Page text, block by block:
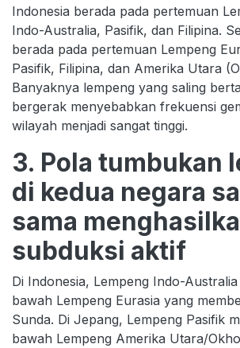
Indonesia berada pada pertemuan
Indo-Australia, Pasifik, dan Filipina.
berada pada pertemuan Lempeng
Pasifik, Filipina, dan Amerika Utara
Banyaknya lempeng yang saling
bergerak menyebabkan frekuensi
wilayah menjadi sangat tinggi.
3. Pola tumbukan
di kedua negara
sama
subduksi aktif
Di Indonesia, Lempeng Indo-
bawah Lempeng Eurasia yang
Sunda. Di Jepang, Lempeng Pasifik
bawah Lempeng Amerika Utara/